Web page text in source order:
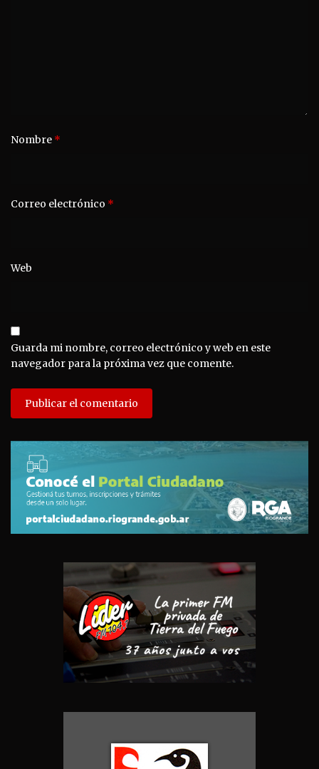
Nombre *
Correo electrónico *
Web
Guarda mi nombre, correo electrónico y web en este
navegador para la próxima vez que comente.